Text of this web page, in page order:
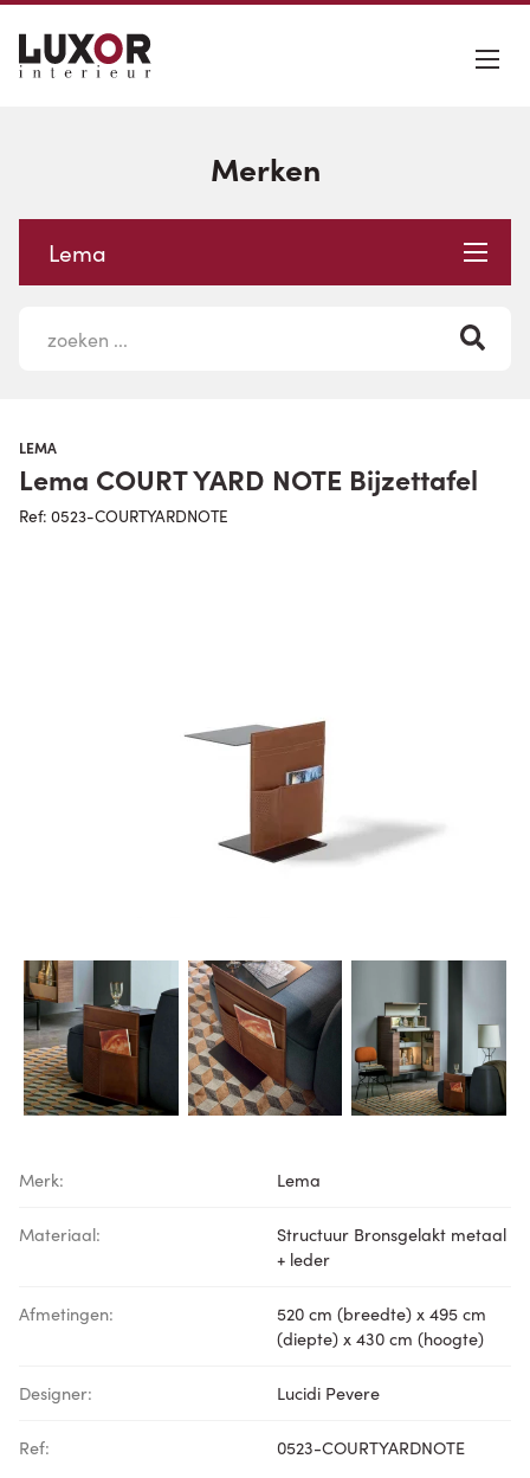
Merken
Lema
LEMA
Lema COURT YARD NOTE Bijzettafel
Ref: 0523-COURTYARDNOTE
Merk: Lema
Materiaal:
Structuur Bronsgelakt metaal
+ leder
Afmetingen:
520 cm (breedte) x 495 cm
(diepte) x 430 cm (hoogte)
Designer: Lucidi Pevere
Ref: 0523-COURTYARDNOTE